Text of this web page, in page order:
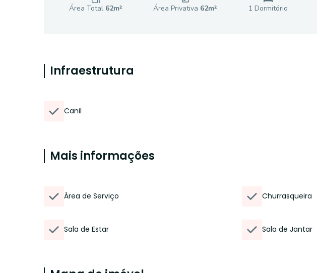
Área Total 62m² Área Privativa 62m² 1 Dormitório
Infraestrutura
Canil
Mais informações
Área de Serviço Churrasqueira
Sala de Estar Sala de Jantar